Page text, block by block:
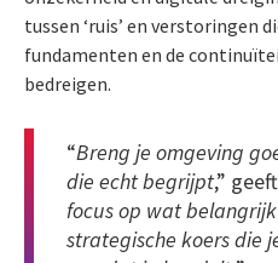
tussen ‘ruis’ en verstoringen
fundamenten en de
bedreigen.
“Breng je omgeving
die echt begrijpt,”
focus op wat
strategische koers die